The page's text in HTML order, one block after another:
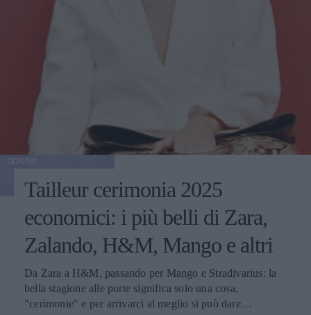
Tailleur cerimonia 2025
economici: i più belli di Zara,
Zalando, H&M, Mango e altri
Da Zara a H&M, passando per Mango e Stradivarius: la
bella stagione alle porte significa solo una cosa,
"cerimonie" e per arrivarci al meglio si può dare